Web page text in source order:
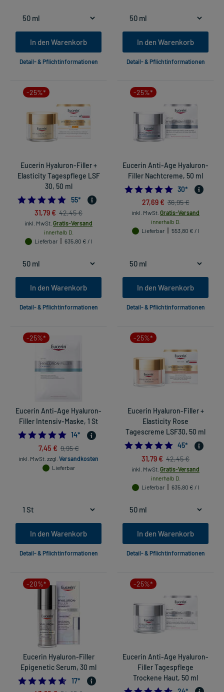
In den Warenkorb
Detail- & Pflichtinformationen
In den Warenkorb
Detail- & Pflichtinformationen
-25%*
Eucerin Hyaluron-Filler +
Elasticity Tagespflege LSF
30, 50 ml
4.836363636363636
55*
31,79 € 42,45 €
inkl. MwSt. Gratis-Versand
innerhalb D.
Lieferbar
635,80 € / l
In den Warenkorb
Detail- & Pflichtinformationen
-25%*
Eucerin Anti-Age Hyaluron-
Filler Nachtcreme, 50 ml
30*
27,69 € 36,95 €
inkl. MwSt. Gratis-Versand
innerhalb D.
Lieferbar
553,80 € / l
In den Warenkorb
Detail- & Pflichtinformationen
-25%*
Eucerin Anti-Age Hyaluron-
Filler Intensiv-Maske, 1 St
4.857142857142857
14*
7,45 € 9,95 €
inkl. MwSt. zzgl. Versandkosten
Lieferbar
In den Warenkorb
Detail- & Pflichtinformationen
-25%*
Eucerin Hyaluron-Filler +
Elasticity Rose
Tagescreme LSF30, 50 ml
45*
31,79 € 42,45 €
inkl. MwSt. Gratis-Versand
innerhalb D.
Lieferbar
635,80 € / l
In den Warenkorb
Detail- & Pflichtinformationen
-20%*
Eucerin Hyaluron-Filler
Epigenetic Serum, 30 ml
4.588235294117647
17*
-25%*
Eucerin Anti-Age Hyaluron-
Filler Tagespflege
Trockene Haut, 50 ml